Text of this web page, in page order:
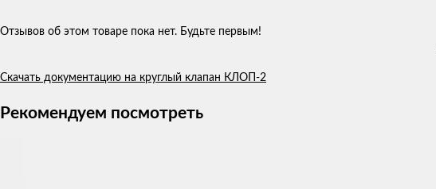
Отзывов об этом товаре пока нет. Будьте первым!
Скачать документацию на круглый клапан КЛОП-2
Рекомендуем посмотреть